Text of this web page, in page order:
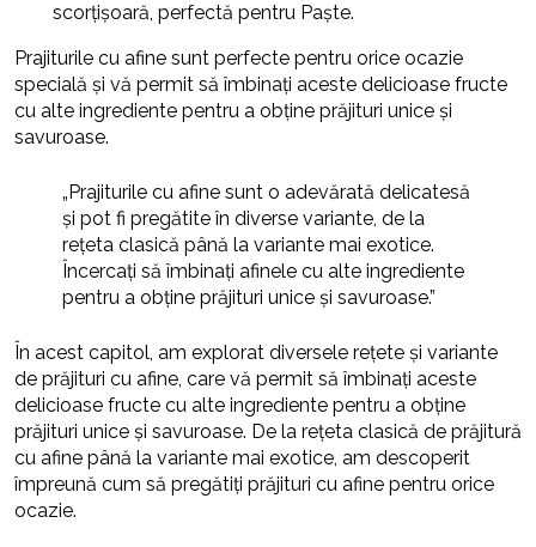
scorțișoară, perfectă pentru Paște.
Prajiturile cu afine sunt perfecte pentru orice ocazie
specială și vă permit să îmbinați aceste delicioase fructe
cu alte ingrediente pentru a obține prăjituri unice și
savuroase.
„Prajiturile cu afine sunt o adevărată delicatesă
și pot fi pregătite în diverse variante, de la
rețeta clasică până la variante mai exotice.
Încercați să îmbinați afinele cu alte ingrediente
pentru a obține prăjituri unice și savuroase.”
În acest capitol, am explorat diversele rețete și variante
de prăjituri cu afine, care vă permit să îmbinați aceste
delicioase fructe cu alte ingrediente pentru a obține
prăjituri unice și savuroase. De la rețeta clasică de prăjitură
cu afine până la variante mai exotice, am descoperit
împreună cum să pregătiți prăjituri cu afine pentru orice
ocazie.